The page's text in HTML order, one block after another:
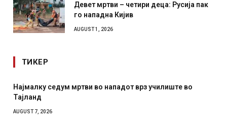
Девет мртви – четири деца: Русија пак
го нападна Кијив
AUGUST 1, 2026
ТИКЕР
седум мртви во нападот врз училиште во
7, 2026